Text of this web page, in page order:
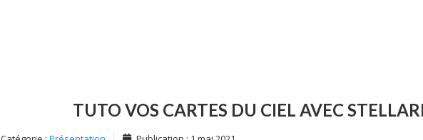
TUTO VOS CARTES DU CIEL AVEC